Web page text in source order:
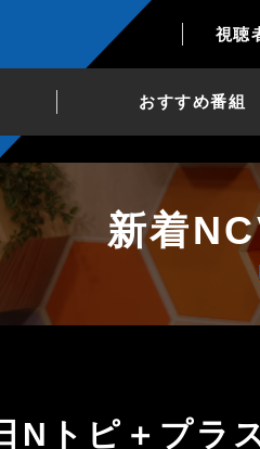
視聴
おすすめ番組
新着
Nトピ＋プラ